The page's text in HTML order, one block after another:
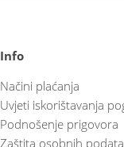
Info
Načini plaćanja
Uvjeti iskorištavanja
Podnošenje prigovora
Zaštita osobnih